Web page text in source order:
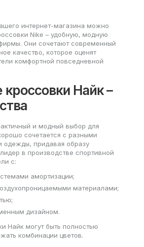
интернет-магазина можно
Nike – удобную, модную
Они сочетают современный
качество, которое оценят
комфортной повседневной
Найк –
и модный выбор для
сочетается с разными
одежды, придавая образу
в производстве спортивной
с:
амортизации;
материалами;
дизайном.
Найк могут быть полностью
комбинации цветов.